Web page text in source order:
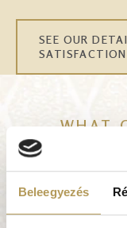
Beleegyezés
SEE OUR
WHAT
Very professional
doctors and
staff are very